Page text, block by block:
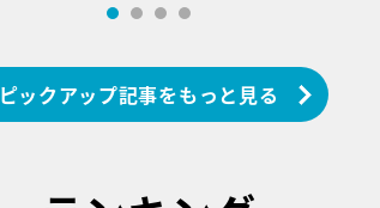
ピックアップ記事をもっと見る